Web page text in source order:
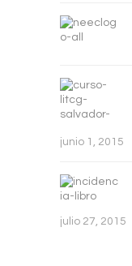
junio 1, 2015
julio 27, 2015